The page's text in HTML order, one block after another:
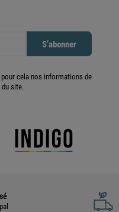
cela nos informations de
site.